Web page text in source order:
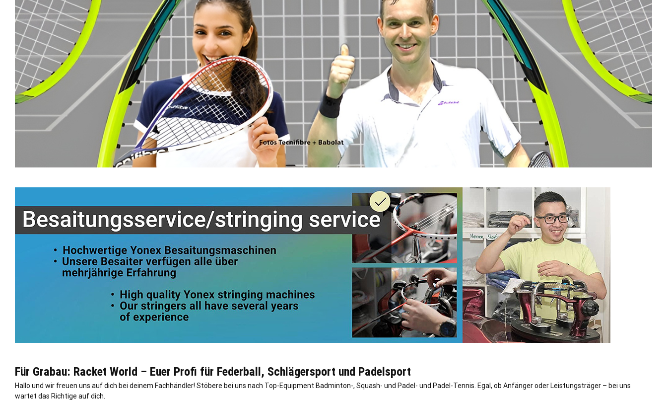
Für Grabau: Racket World – Euer Profi für Federball, Schlägersport und Padelsport
Hallo und wir freuen uns auf dich bei deinem Fachhändler! Stöbere bei uns nach Top-Equipment Badminton-, Squash- und Padel- und Padel-Tennis. Egal, ob Anfänger oder Leistungsträger – bei uns
wartet das Richtige auf dich.